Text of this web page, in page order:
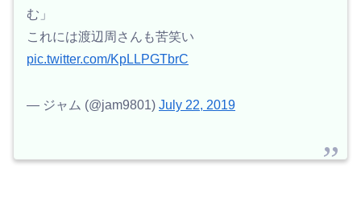
む」
これには渡辺周さんも苦笑い
pic.twitter.com/KpLLPGTbrC
— ジャム (@jam9801) July 22, 2019